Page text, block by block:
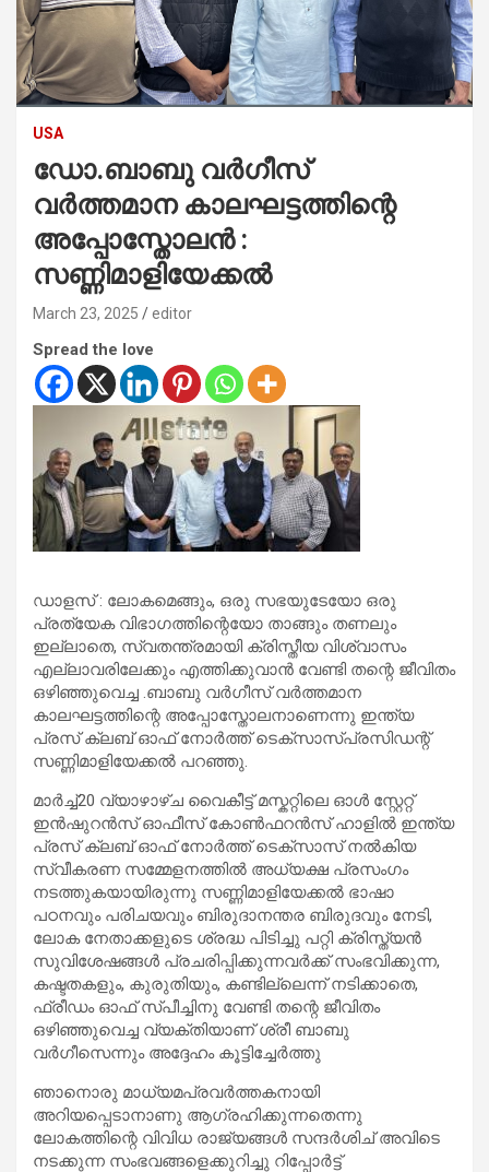
USA
ഡോ.ബാബു വർഗീസ്
വർത്തമാന കാലഘട്ടത്തിന്റെ
അപ്പോസ്തോലൻ :
സണ്ണിമാളിയേക്കൽ
March 23, 2025 editor
Spread the love
ഡാളസ് : ലോകമെങ്ങും, ഒരു സഭയുടേയോ ഒരു
പ്രത്യേക വിഭാഗത്തിന്റെയോ താങ്ങും തണലും
ഇല്ലാതെ, സ്വതന്ത്രമായി ക്രിസ്തീയ വിശ്വാസം
എല്ലാവരിലേക്കും എത്തിക്കുവാൻ വേണ്ടി തന്റെ ജീവിതം
ഒഴിഞ്ഞുവെച്ച .ബാബു വർഗീസ് വർത്തമാന
കാലഘട്ടത്തിന്റെ അപ്പോസ്തോലനാണെന്നു ഇന്ത്യ
പ്രസ് ക്ലബ് ഓഫ് നോർത്ത് ടെക്സാസ്പ്രസിഡന്റ്
സണ്ണിമാളിയേക്കൽ പറഞ്ഞു.
മാർച്ച്20 വ്യാഴാഴ്ച വൈകീട്ട് മസ്കറ്റിലെ ഓൾ സ്റ്റേറ്റ്
ഇൻഷുറൻസ് ഓഫീസ് കോൺഫറൻസ് ഹാളിൽ ഇന്ത്യ
പ്രസ് ക്ലബ് ഓഫ് നോർത്ത് ടെക്സാസ് നൽകിയ
സ്വീകരണ സമ്മേളനത്തിൽ അധ്യക്ഷ പ്രസംഗം
നടത്തുകയായിരുന്നു സണ്ണിമാളിയേക്കൽ ഭാഷാ
പഠനവും പരിചയവും ബിരുദാനന്തര ബിരുദവും നേടി,
ലോക നേതാക്കളുടെ ശ്രദ്ധ പിടിച്ചു പറ്റി ക്രിസ്ത്യൻ
സുവിശേഷങ്ങൾ പ്രചരിപ്പിക്കുന്നവർക്ക് സംഭവിക്കുന്ന,
കഷ്ടതകളും, കുരുതിയും, കണ്ടില്ലെന്ന് നടിക്കാതെ,
ഫ്രീഡം ഓഫ് സ്പീച്ചിനു വേണ്ടി തന്റെ ജീവിതം
ഒഴിഞ്ഞുവെച്ച വ്യക്തിയാണ് ശ്രീ ബാബു
വർഗീസെന്നും അദ്ദേഹം കൂട്ടിച്ചേർത്തു
ഞാനൊരു മാധ്യമപ്രവർത്തകനായി
അറിയപ്പെടാനാണു ആഗ്രഹിക്കുന്നതെന്നു
ലോകത്തിന്റെ വിവിധ രാജ്യങ്ങൾ സന്ദർശിച് അവിടെ
നടക്കുന്ന സംഭവങ്ങളെക്കുറിച്ചു റിപ്പോർട്ട്